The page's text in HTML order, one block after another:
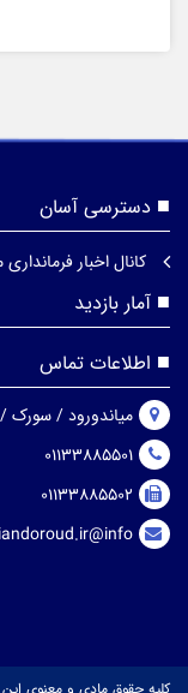
دسترسی آسان
کانال اخبار فرمانداری
آمار بازدید
اطلاعات تماس
میاندورود / سورک /
01133885501
01133885502